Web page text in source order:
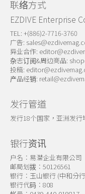
联络方式
EZDIVE Enterprise
TEL: +(886)2-7716-3760
广告:
异业合作:
杂志订阅&周边商品:
投稿:
产品经销:
发行管道
发行18个国家，亚洲发
银行资讯
户名：易潜企业有限公司
邮局划拨：50126561
银行：玉山银行 (中和分
银行代码：808